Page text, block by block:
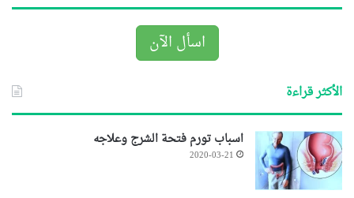
اسأل الآن
الأكثر قراءة
اسباب تورم فتحة الشرج وعلاجه
2020-03-21